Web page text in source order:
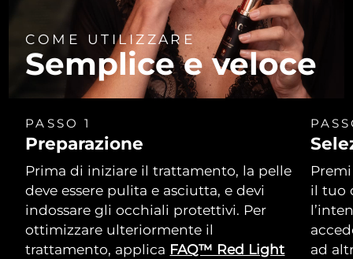
COME UTILIZZARE
Semplice e veloce
PASSO 1
Preparazione
Prima di iniziare il trattamento, la pelle
deve essere pulita e asciutta, e devi
indossare gli occhiali protettivi. Per
ottimizzare ulteriormente il
trattamento, applica FAQ™ Red Light
il tuo
ad